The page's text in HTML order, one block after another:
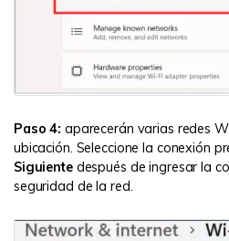
Paso 4: aparecerán varias redes
ubicación. Seleccione la conexión
Siguientedespués de ingresar la
seguridad de la red.